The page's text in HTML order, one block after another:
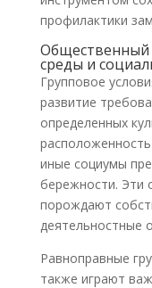
профилактики
Общественный
среды и
Групповое
развитие
определенных
иные социумы
бережности. Эти
порождают
деятельностные
Равноправные
также играют